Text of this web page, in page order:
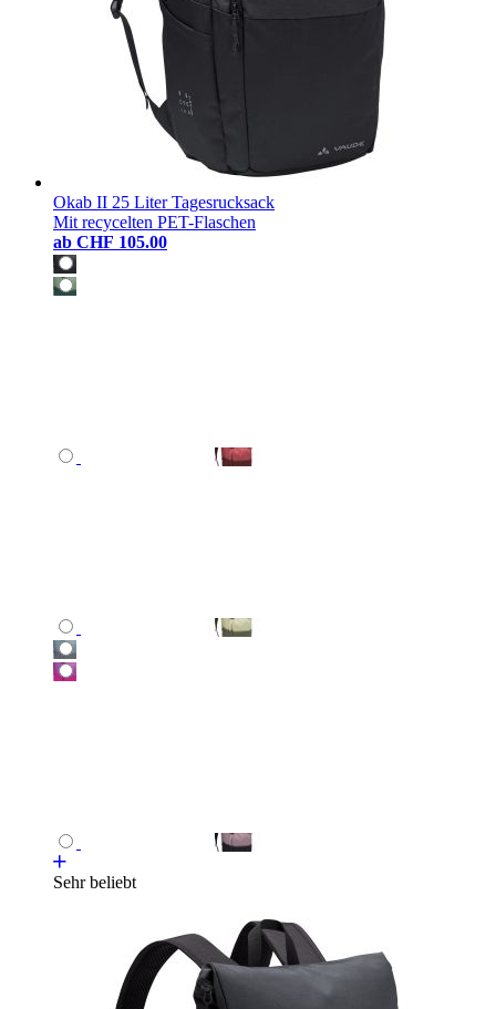
Okab II 25 Liter Tagesrucksack
Mit recycelten PET-Flaschen
ab CHF 105.00
Sehr beliebt